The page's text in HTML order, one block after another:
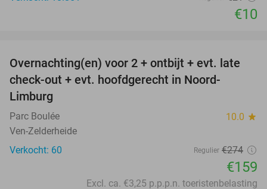
€10
42%
Overnachting(en) voor 2 + ontbijt + evt. late
check-out + evt. hoofdgerecht in Noord-
Limburg
Parc Boulée 10.0 star
Ven-Zelderheide
Verkocht: 60
Regulier €274
€159
Excl. ca. €3,25 p.p.p.n. toeristenbelasting